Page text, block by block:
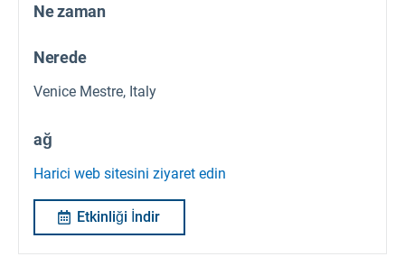
Ne zaman
Nerede
Venice Mestre, Italy
ağ
Harici web sitesini ziyaret edin
Etkinliği İndir